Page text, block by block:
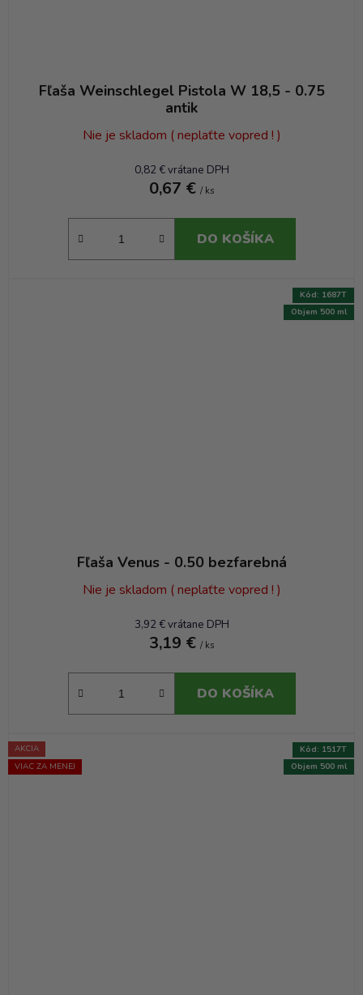
Fľaša Weinschlegel Pistola W 18,5 - 0.75
antik
Nie je skladom ( neplaťte vopred ! )
0,82 € vrátane DPH
0,67 € / ks
DO KOŠÍKA
Fľaša Venus - 0.50 bezfarebná
Nie je skladom ( neplaťte vopred ! )
3,92 € vrátane DPH
3,19 € / ks
DO KOŠÍKA
Objem 500 ml
Kód: 1687T
AKCIA
VIAC ZA MENEJ
Objem 500 ml
Kód: 1517T